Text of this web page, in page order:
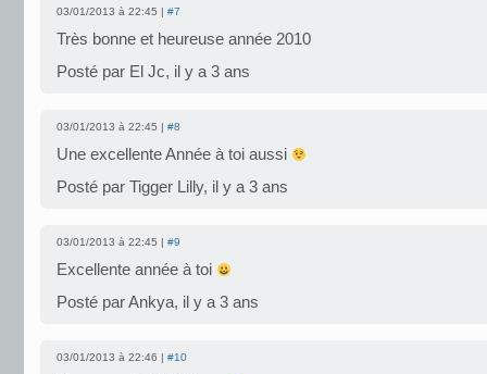
03/01/2013 à 22:45 | #7
Très bonne et heureuse année 2010
Posté par El Jc, il y a 3 ans
03/01/2013 à 22:45 | #8
Une excellente Année à toi aussi
Posté par Tigger Lilly, il y a 3 ans
03/01/2013 à 22:45 | #9
Excellente année à toi
Posté par Ankya, il y a 3 ans
03/01/2013 à 22:46 | #10